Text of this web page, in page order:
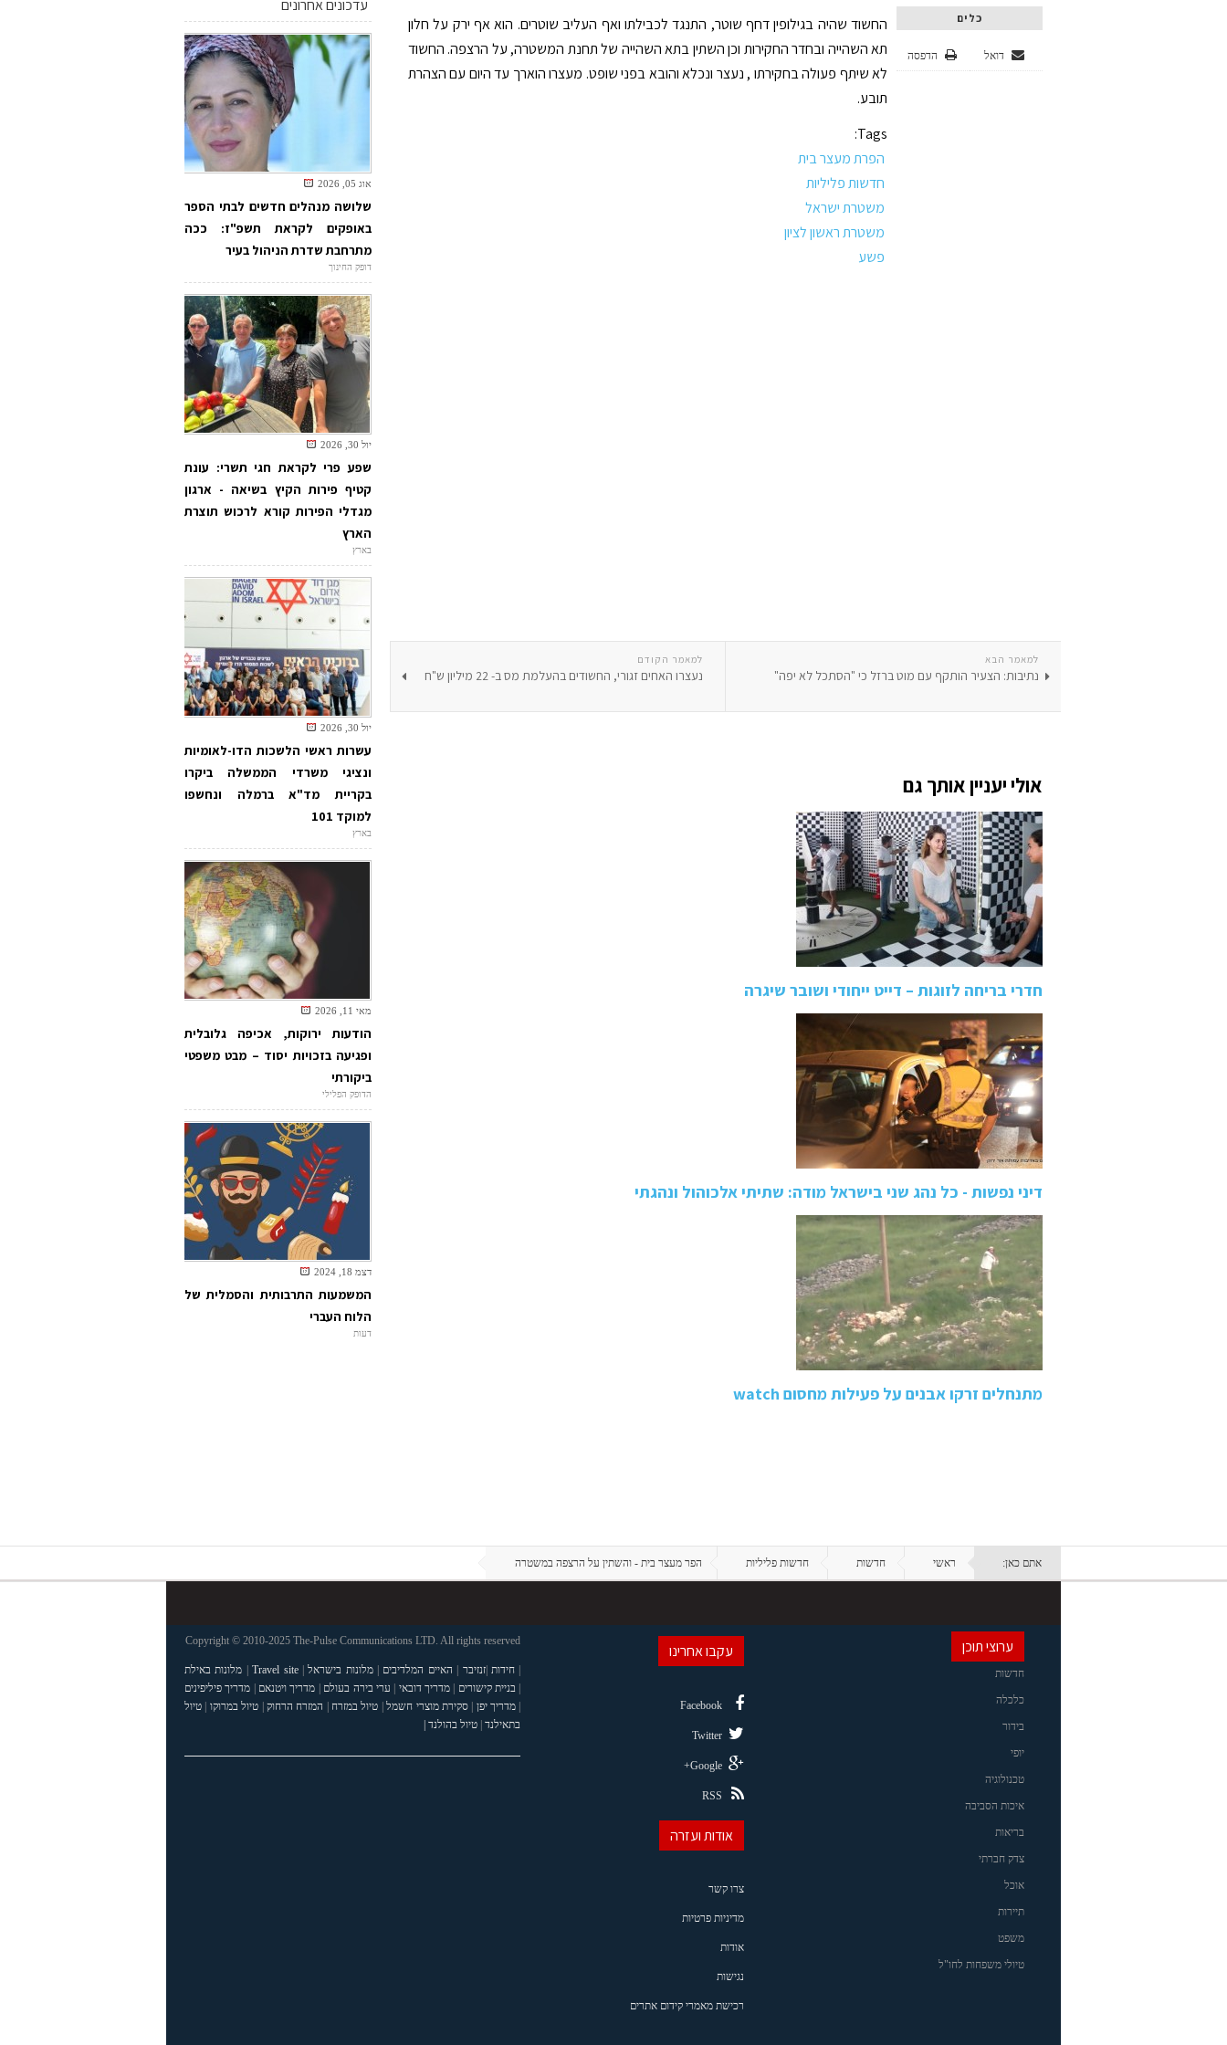
כלים
הדפסה דואל
החשוד שהיה בגילופין דחף שוטר, התנגד לכבילתו ואף העליב שוטרים. הוא אף ירק על חלון
תא השהייה ובחדר החקירות וכן השתין בתא השהייה של תחנת המשטרה, על הרצפה. החשוד
לא שיתף פעולה בחקירתו , נעצר ונכלא והובא בפני שופט. מעצרו הוארך עד היום עם הצהרת
תובע.
Tags:
הפרת מעצר בית
חדשות פליליות
משטרת ישראל
משטרת ראשון לציון
פשע
למאמר הקודם
נעצרו האחים זגורי, החשודים בהעלמת מס ב- 22 מיליון ש"ח
למאמר הבא
נתיבות: הצעיר הותקף עם מוט ברזל כי "הסתכל לא יפה"
אולי יעניין אותך גם
חדרי בריחה לזוגות – דייט ייחודי ושובר שיגרה
דיני נפשות - כל נהג שני בישראל מודה: שתיתי אלכוהול ונהגתי
מתנחלים זרקו אבנים על פעילות מחסום watch
עדכונים אחרונים
אוג 05, 2026
שלושה מנהלים חדשים לבתי הספר
באופקים לקראת תשפ"ז: ככה
מתרחבת שדרת הניהול בעיר
דופק החינוך
יול 30, 2026
שפע פרי לקראת חגי תשרי: עונת
קטיף פירות הקיץ בשיאה - ארגון
מגדלי הפירות קורא לרכוש תוצרת
הארץ
בארץ
יול 30, 2026
עשרות ראשי הלשכות הדו-לאומיות
ונציגי משרדי הממשלה ביקרו
בקריית מד"א ברמלה ונחשפו
למוקד 101
בארץ
מאי 11, 2026
הודעות ירוקות, אכיפה גלובלית
ופגיעה בזכויות יסוד – מבט משפטי
ביקורתי
הדופק הפלילי
דצמ 18, 2024
המשמעות התרבותית והסמלית של
הלוח העברי
דעות
אתם כאן: ראשי חדשות חדשות פליליות הפר מעצר בית - והשתין על הרצפה במשטרה
ערוצי תוכן
חדשות
כלכלה
בידור
יופי
טכנולוגיה
איכות הסביבה
בריאות
צדק חברתי
אוכל
תיירות
משפט
טיולי משפחות לחו"ל
עקבו אחרינו
Facebook
Twitter
Google+
RSS
אודות ועזרה
צרו קשר
מדיניות פרטיות
אודות
נגישות
רכישת מאמרי קידום אתרים
Copyright © 2010-2025 The-Pulse Communications LTD. All rights reserved
| חידות |זנזיבר | האיים המלדיבים |מלונות בישראל|
Travel site
| מלונות באילת
| בניית קישורים |מדריך דובאי | ערי בירה בעולם | מדריך ויטנאם | מדריך פיליפינים
| מדריך יפן |סקירת מוצרי חשמל| טיול במזרח | המזרח הרחוק | טיול במרוקו | טיול
בתאילנד| טיול בהולנד |